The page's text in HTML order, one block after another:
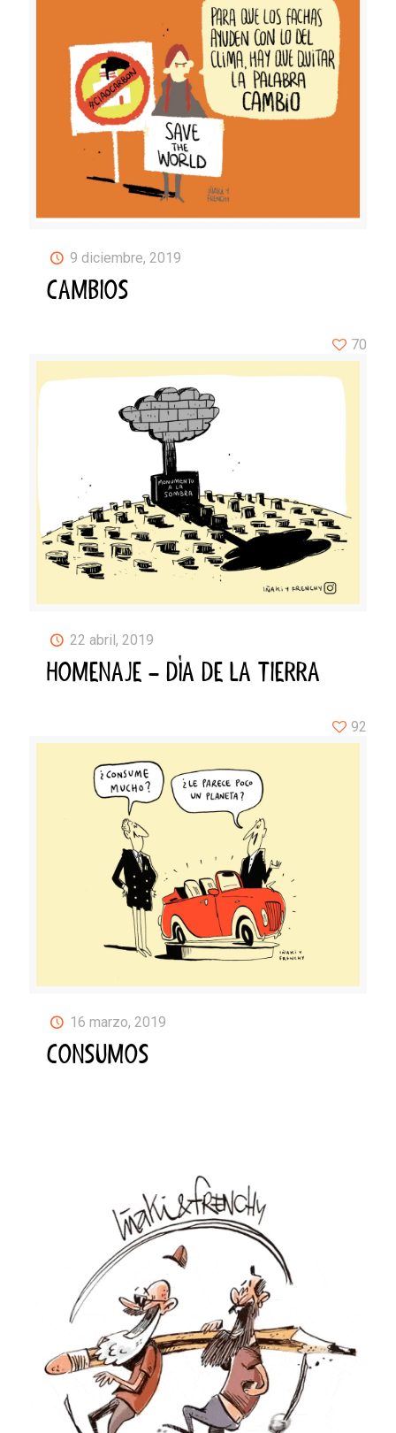
9 diciembre, 2019
CAMBIOS
22 abril, 2019
HOMENAJE – DÍA DE LA TIERRA
70
16 marzo, 2019
CONSUMOS
92